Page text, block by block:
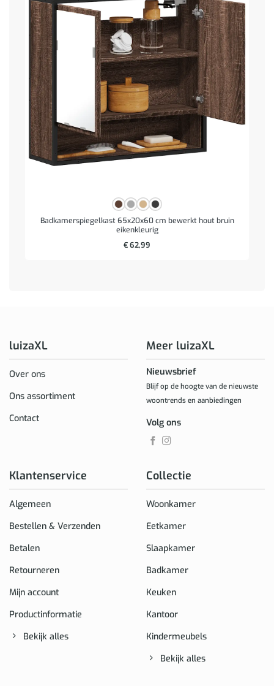
Badkamerspiegelkast 65x20x60 cm bewerkt hout bruin
eikenkleurig
€62,99
luizaXL
Over ons
Ons assortiment
Contact
Klantenservice
Algemeen
Bestellen & Verzenden
Betalen
Retourneren
Mijn account
Productinformatie
Bekijk alles
Collectie
Woonkamer
Eetkamer
Slaapkamer
Badkamer
Keuken
Kantoor
Kindermeubels
Bekijk alles
Meer luizaXL
Nieuwsbrief
Blijf op de hoogte van de nieuwste
woontrends en aanbiedingen
Volg ons